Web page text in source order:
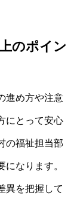
のポイン
進め方や注意
にとって安心
の福祉担当部
なります。
異を把握して